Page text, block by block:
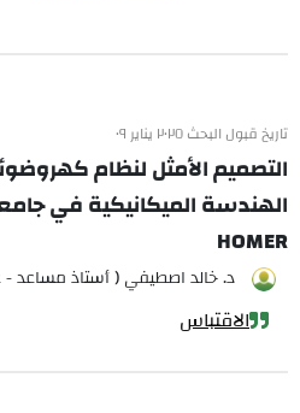
تاريخ قبول البحث ٢٠٢٥ يناير ٠٩
التصميم الأمثل لنظام
الهندسة الميكانيكية في
HOMER
د. خالد اصطيفي ( أستاذ مساعد
الاقتباس